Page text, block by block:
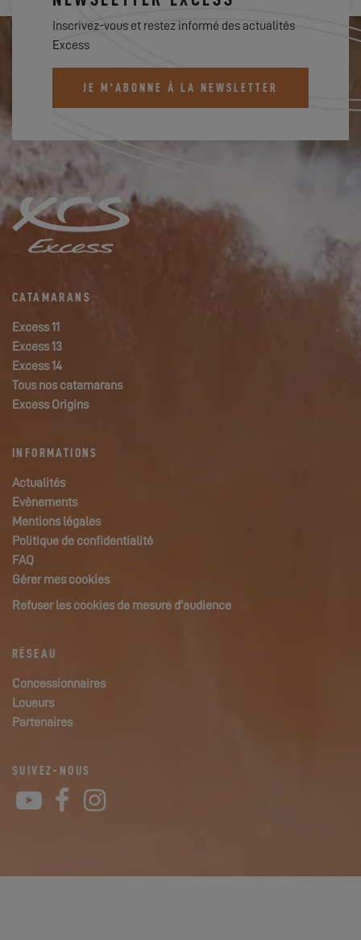
Inscrivez-vous et restez informé des actualités
Excess
JE M'ABONNE À LA NEWSLETTER
CATAMARANS
Excess 11
Excess 13
Excess 14
Tous nos catamarans
Excess Origins
INFORMATIONS
Actualités
Evènements
Mentions légales
Politique de confidentialité
FAQ
Gérer mes cookies
Refuser les cookies de mesure d'audience
RÉSEAU
Concessionnaires
Loueurs
Partenaires
SUIVEZ-NOUS
YouTube
Facebook
Instagram